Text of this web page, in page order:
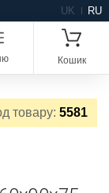
UK RU
Кошик
товару: 5581